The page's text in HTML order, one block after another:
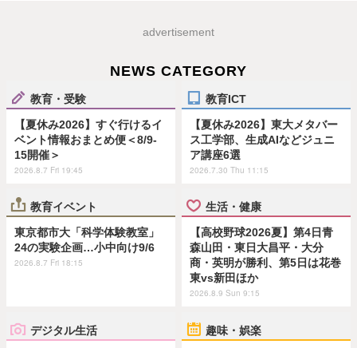
advertisement
NEWS CATEGORY
教育・受験
【夏休み2026】すぐ行けるイ
ベント情報おまとめ便＜8/9-
15開催＞
2026.8.7 Fri 19:45
教育ICT
【夏休み2026】東大メタバー
ス工学部、生成AIなどジュニ
ア講座6選
2026.7.30 Thu 11:15
教育イベント
東京都市大「科学体験教室」
24の実験企画…小中向け9/6
2026.8.7 Fri 18:15
生活・健康
【高校野球2026夏】第4日青
森山田・東日大昌平・大分
商・英明が勝利、第5日は花巻
東vs新田ほか
2026.8.9 Sun 9:15
デジタル生活 趣味・娯楽